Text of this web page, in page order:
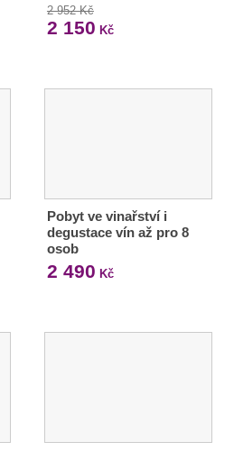
2 952 Kč
2 150 Kč
Pobyt ve vinařství i
degustace vín až pro 8
osob
2 490 Kč